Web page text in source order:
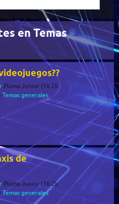
en Temas
Pluma Junior (16.2k
Temas generales
de
Pluma Junior (16.2k
Temas generales